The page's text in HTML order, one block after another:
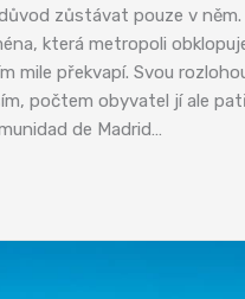
zůstávat pouze v něm.
která metropoli
mile překvapí. Svou
počtem obyvatel jí ale
de Madrid…